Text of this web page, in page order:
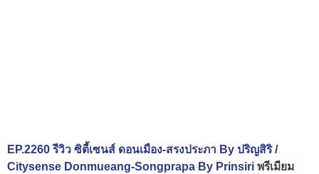
EP.2260 รีวิว ซิตี้เซนส์ ดอนเมือง-สรงประภา By ปริญสิริ /
Citysense Donmueang-Songprapa By Prinsiri พรีเมียม